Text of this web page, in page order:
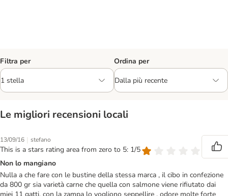
Filtra per Ordina per
Le migliori recensioni locali
13/09/16 | stefano
This is a stars rating area from zero to 5: 1/5
Non lo mangiano
Nulla a che fare con le bustine della stessa marca , il cibo in confezione
da 800 gr sia varietà carne che quella con salmone viene rifiutato dai